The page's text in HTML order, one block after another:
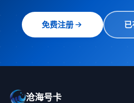
免费注册
沧海号卡